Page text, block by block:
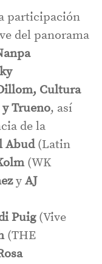
participación
del panorama
Cultura
Trueno, así
de la
Abud(Latin
(WK
y AJ
Puig(Vive
(THE